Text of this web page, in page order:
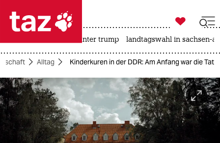
 taz zahl ich
taz zahl ich
themen
politik
öko

taz zahl ich
usa unter trump landtagswahl in sachsen-
Alltag Kinderkuren in der DDR: Am Anfang war die Tat